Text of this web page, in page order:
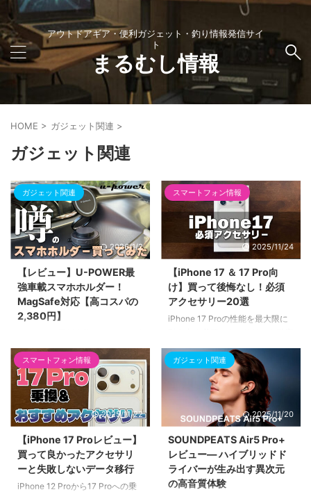
アウトドアギア・便利ガジェット・釣り情報発信サイ
ト
まるむし情報
HOME > ガジェット関連 >
ガジェット関連
ガジェット関連
2026/1/2
【レビュー】U-POWER最
強車載スマホホルダー！
MagSafe対応【高コスパの
2,380円】
ーを徹底レビュー。ナノゲル吸着
×真空吸盤のW固定構造とN55磁
石24個の強力な安定性を検証。
タブレットナビ（8インチ）利用
法や、ANDERY、MAGIC JOHN
の類似商品情報も解説。
スマートフォン情報
2025/11/24
【iPhone 17 ＆ 17 Pro向
け】買って後悔なし！必須
アクセサリー20選
iPhone 17 Proの性能を最大限に
紹介。高速充電器
（140W/45W）、MagSafeバッ
テリー（Anker Nano）、高耐久
ケースなど全商品の選び方を基準
別に解説。Anker、Spigen、
MOFTなど人気ブランドを網羅。
スマートフォン情報
2025/11/22
【iPhone 17 Proレビュー】
買って良かったアクセサリ
ーと失敗しないデータ移行
iPhone 12 Proから17 Proへの乗
ガジェット関連
2025/11/20
SOUNDPEATS Air5 Pro+
レビュー― ハイブリッドド
ライバーが生み出す異次元
の高音質体験